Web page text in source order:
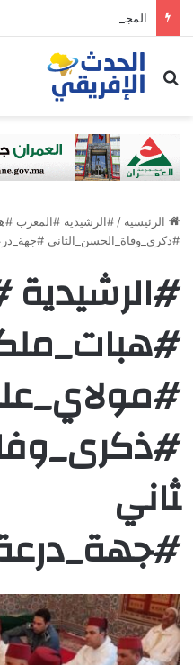
ابحث عن
الرئيسية /#الرشيدية #المغرب
#ذكرى_وفاة_الحسن_الثاني
ثاني